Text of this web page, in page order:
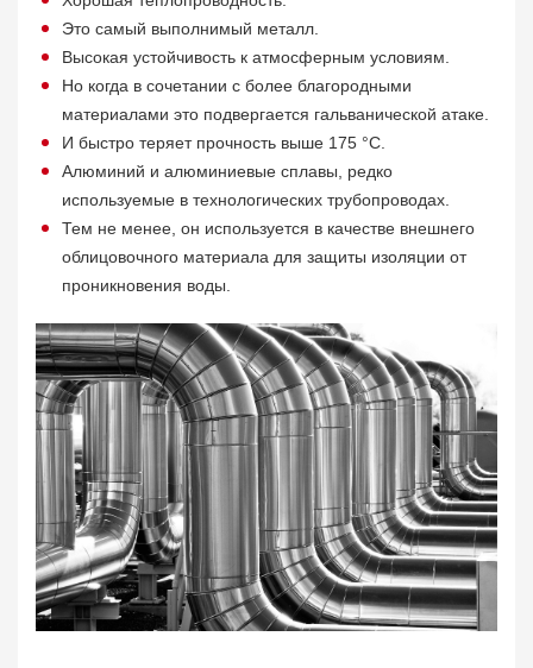
Это самый выполнимый металл.
Высокая устойчивость к атмосферным условиям.
Но когда в сочетании с более благородными
материалами это подвергается гальванической атаке.
И быстро теряет прочность выше 175 °С.
Алюминий и алюминиевые сплавы, редко
используемые в технологических трубопроводах.
Тем не менее, он используется в качестве внешнего
облицовочного материала для защиты изоляции от
проникновения воды.